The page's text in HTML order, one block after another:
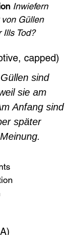
Inwiefern
Güllen
Ills Tod?
capped)
sind
sie am
Anfang sind
später